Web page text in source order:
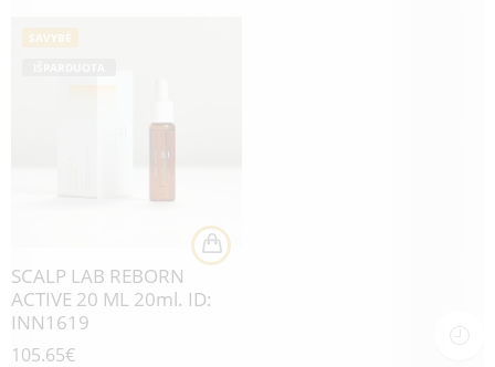
SAVYBĖ
SCALP LAB REBORN
ACTIVE 20 ML 20ml. ID:
INN1619
105.65€